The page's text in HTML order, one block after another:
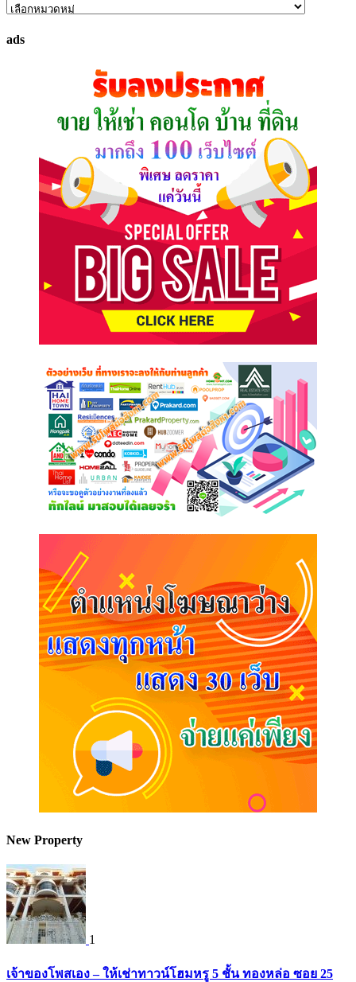
ค้นหา
ที่
ads
New Property
1
เจ้าของโพสเอง – ให้เช่าทาวน์โฮมหรู 5 ชั้น ทองหล่อ ซอย 25